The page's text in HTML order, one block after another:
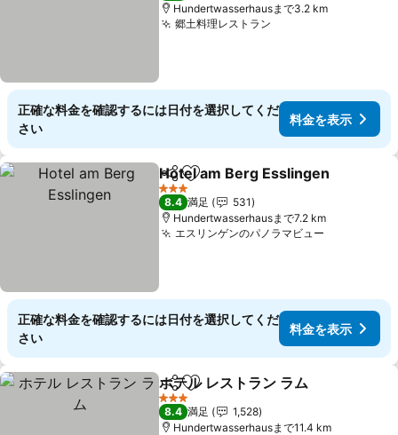
Hundertwasserhausまで3.2 km
郷土料理レストラン
正確な料金を確認するには日付を選択してくだ
さい
料金を表示
シェアお気に入りに追加
Hotel am Berg Esslingen
3 ホテルのランク
8.4 満足
531
Hundertwasserhausまで7.2 km
エスリンゲンのパノラマビュー
正確な料金を確認するには日付を選択してくだ
さい
料金を表示
シェアお気に入りに追加
ホテル レストラン ラム
3 ホテルのランク
8.4 満足
1,528
Hundertwasserhausまで11.4 km